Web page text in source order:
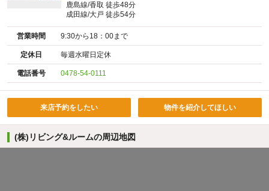
鹿島線/香取 徒歩48分
成田線/大戸 徒歩54分
営業時間 9:30から18：00まで
定休日 毎週水曜日定休
電話番号 0478-54-0111
来店予約をしたい 物件を紹介してほしい
(株)リビング&ルームの周辺地図